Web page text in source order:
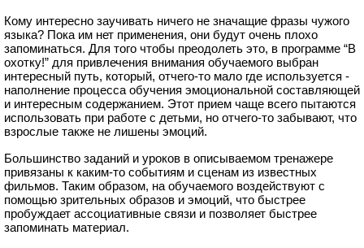
Кому интересно заучивать ничего не значащие фразы чужого
языка? Пока им нет применения, они будут очень плохо
запоминаться. Для того чтобы преодолеть это, в программе “В
охотку!” для привлечения внимания обучаемого выбран
интересный путь, который, отчего-то мало где используется -
наполнение процесса обучения эмоциональной составляющей
и интересным содержанием. Этот прием чаще всего пытаются
использовать при работе с детьми, но отчего-то забывают, что
взрослые также не лишены эмоций.
Большинство заданий и уроков в описываемом тренажере
привязаны к каким-то событиям и сценам из известных
фильмов. Таким образом, на обучаемого воздействуют с
помощью зрительных образов и эмоций, что быстрее
пробуждает ассоциативные связи и позволяет быстрее
запоминать материал.